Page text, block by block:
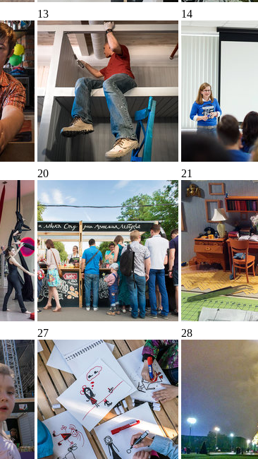
13 14
20 21
27 28